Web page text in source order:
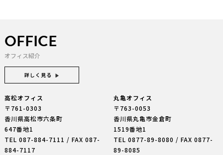
OFFICE
オフィス紹介
詳しく見る
高松オフィス
〒761-0303
香川県高松市六条町
647番地1
TEL 087-884-7111 / FAX 087-
884-7117
丸亀オフィス
〒763-0053
香川県丸亀市金倉町
1519番地1
TEL0877-89-8080 / FAX 0877-
89-8085